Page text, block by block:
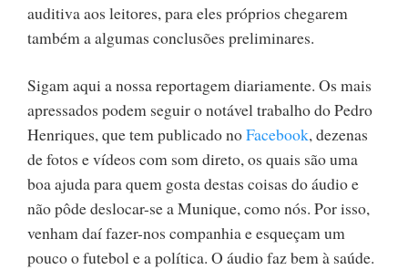
auditiva aos leitores, para eles próprios chegarem
também a algumas conclusões preliminares.
Sigam aqui a nossa reportagem diariamente. Os mais
apressados podem seguir o notável trabalho do Pedro
Henriques, que tem publicado noFacebook, dezenas
de fotos e vídeos com som direto, os quais são uma
boa ajuda para quem gosta destas coisas do áudio e
não pôde deslocar-se a Munique, como nós. Por isso,
venham daí fazer-nos companhia e esqueçam um
pouco o futebol e a política. O áudio faz bem à saúde.